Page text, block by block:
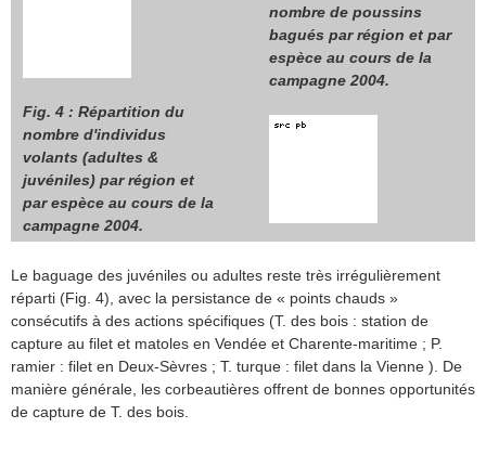
nombre de poussins
bagués par région et par
espèce au cours de la
campagne 2004.
Fig. 4 : Répartition du
nombre d'individus
volants (adultes &
juvéniles) par région et
par espèce au cours de la
campagne 2004.
Le baguage des juvéniles ou adultes reste très irrégulièrement
réparti (Fig. 4), avec la persistance de « points chauds »
consécutifs à des actions spécifiques (T. des bois : station de
capture au filet et matoles en Vendée et Charente-maritime ; P.
ramier : filet en Deux-Sèvres ; T. turque : filet dans la Vienne ). De
manière générale, les corbeautières offrent de bonnes opportunités
de capture de T. des bois.